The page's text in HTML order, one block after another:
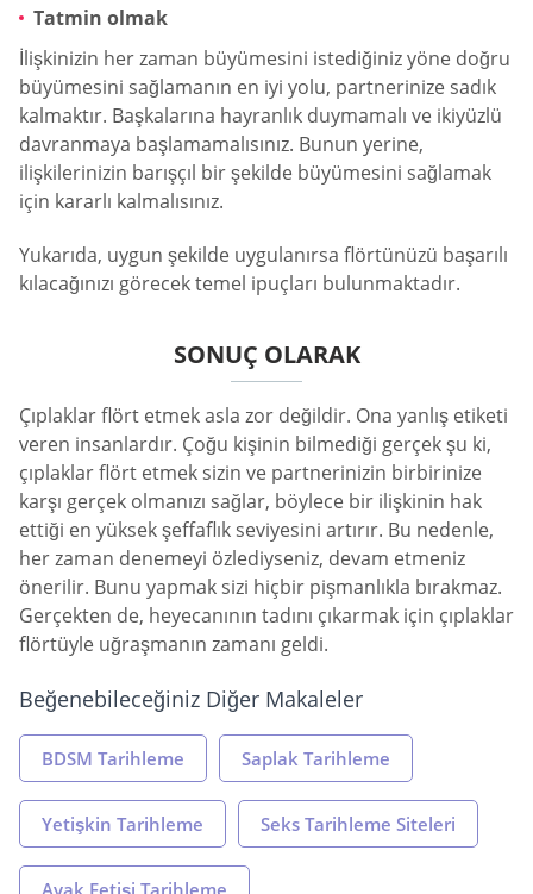
Tatmin olmak
İlişkinizin her zaman büyümesini istediğiniz yöne doğru
büyümesini sağlamanın en iyi yolu, partnerinize sadık
kalmaktır. Başkalarına hayranlık duymamalı ve ikiyüzlü
davranmaya başlamamalısınız. Bunun yerine,
ilişkilerinizin barışçıl bir şekilde büyümesini sağlamak
için kararlı kalmalısınız.
Yukarıda, uygun şekilde uygulanırsa flörtünüzü başarılı
kılacağınızı görecek temel ipuçları bulunmaktadır.
SONUÇ OLARAK
Çıplaklar flört etmek asla zor değildir. Ona yanlış etiketi
veren insanlardır. Çoğu kişinin bilmediği gerçek şu ki,
çıplaklar flört etmek sizin ve partnerinizin birbirinize
karşı gerçek olmanızı sağlar, böylece bir ilişkinin hak
ettiği en yüksek şeffaflık seviyesini artırır. Bu nedenle,
her zaman denemeyi özlediyseniz, devam etmeniz
önerilir. Bunu yapmak sizi hiçbir pişmanlıkla bırakmaz.
Gerçekten de, heyecanının tadını çıkarmak için çıplaklar
flörtüyle uğraşmanın zamanı geldi.
Beğenebileceğiniz Diğer Makaleler
BDSM Tarihleme Saplak Tarihleme
Yetişkin Tarihleme Seks Tarihleme Siteleri
Ayak Fetişi Tarihleme